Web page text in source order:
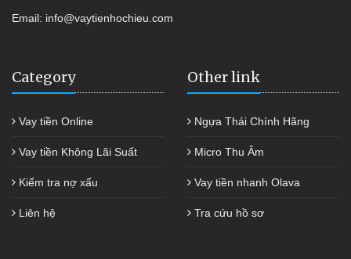
Email: info@vaytienhochieu.com
Category
Vay tiền Online
Vay tiền Không Lãi Suất
Kiểm tra nợ xấu
Liên hệ
Other link
Ngựa Thái Chính Hãng
Micro Thu Âm
Vay tiền nhanh Olava
Tra cứu hồ sơ